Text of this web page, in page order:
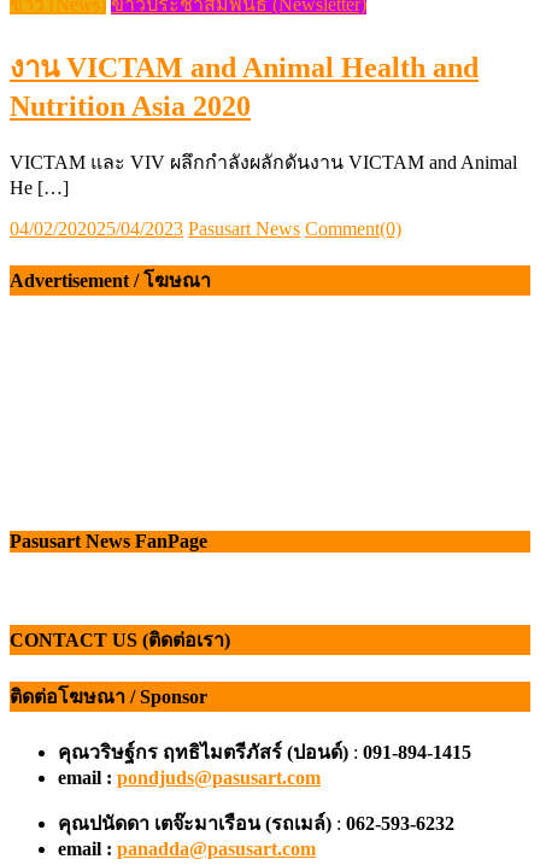
ข่าว (News) ข่าวประชาสัมพันธ์ (Newsletter)
งาน VICTAM and Animal Health and
Nutrition Asia 2020
VICTAM และ VIV ผลึกกำลังผลักดันงาน VICTAM and Animal
He […]
Posted
04/02/202025/04/2023 Author
Pasusart News Comment(0)
Advertisement / โฆษณา
Pasusart News FanPage
CONTACT US (ติดต่อเรา)
ติดต่อโฆษณา / Sponsor
คุณวริษฐ์กร ฤทธิไมตรีภัสร์ (ปอนด์) : 091-894-1415
email : pondjuds@pasusart.com
คุณปนัดดา เตจ๊ะมาเรือน (รถเมล์) : 062-593-6232
email : panadda@pasusart.com